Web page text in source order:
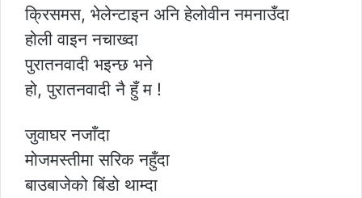
क्रिसमस, भेलेन्टाइन अनि हेलोवीन नमनाउँदा
होली वाइन नचाख्दा
पुरातनवादी भइन्छ भने
हो, पुरातनवादी नै हुँ म !
जुवाघर नजाँदा
मोजमस्तीमा सरिक नहुँदा
बाउबाजेको बिंडो थाम्दा